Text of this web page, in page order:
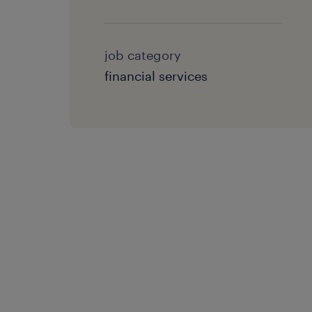
job category
financial services